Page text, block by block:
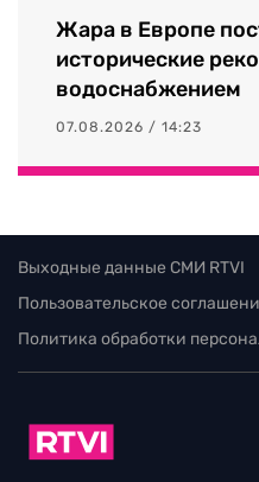
Жара в Европе
исторические
водоснабжением
07.08.2026 / 14:23
Выходные данные СМИ RTVI
Пользовательское
Политика обработки